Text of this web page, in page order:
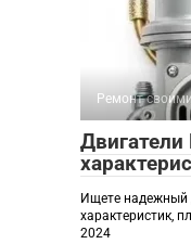
Ремонт
Ищете надежный
характеристик,
2024